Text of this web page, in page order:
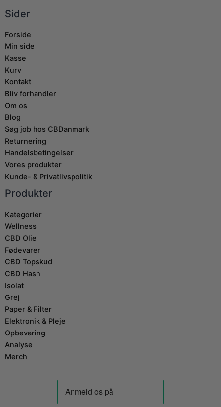
Sider
Forside
Min side
Kasse
Kurv
Kontakt
Bliv forhandler
Om os
Blog
Søg job hos CBDanmark
Returnering
Handelsbetingelser
Vores produkter
Kunde- & Privatlivspolitik
Produkter
Kategorier
Wellness
CBD Olie
Fødevarer
CBD Topskud
CBD Hash
Isolat
Grej
Paper & Filter
Elektronik & Pleje
Opbevaring
Analyse
Merch